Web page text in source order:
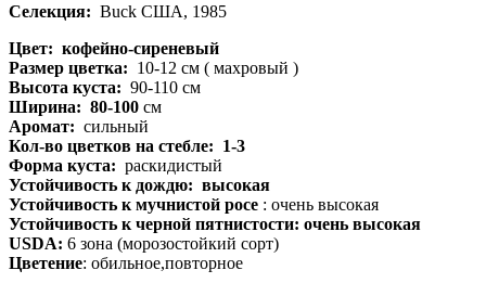
Селекция: Buck США, 1985
Цвет: кофейно-сиреневый
Размер цветка: 10-12 см ( махровый )
Высота куста: 90-110 см
Ширина: 80-100 см
Аромат: сильный
Кол-во цветков на стебле: 1-3
Форма куста: раскидистый
Устойчивость к дождю: высокая
Устойчивость к мучнистой росе : очень высокая
Устойчивость к черной пятнистости: очень высокая
USDA: 6 зона (морозостойкий сорт)
Цветение: обильное,повторное